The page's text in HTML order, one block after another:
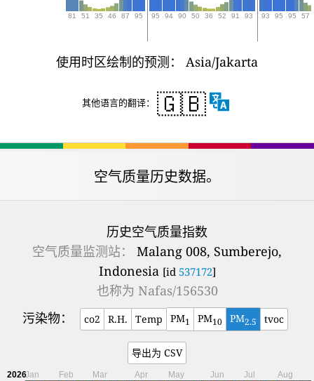
81 51 35 46 87 95 95 94 90 50 36 52 91 93 93 95 95 57
使用时区绘制的预测： Asia/Jakarta
其他语言的翻译： 🇬🇧
空气质量历史数据。
历史空气质量指数
空气质量监测站：
Malang 008, Sumberejo,
Indonesia [id 537172]
也称为 Nafas/156530
污染物：
co2 R.H. Temp PM1 PM10 PM2.5 tvoc
导出为 CSV
2026Jan Feb Mar Apr May Jun Jul Aug